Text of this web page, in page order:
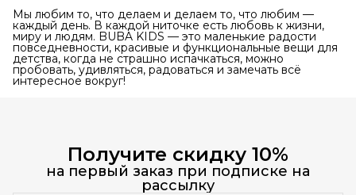
Мы любим то, что делаем и делаем то, что любим —
каждый день. В каждой ниточке есть любовь к жизни,
миру и людям. BUBA KIDS — это маленькие радости
повседневности, красивые и функциональные вещи для
детства, когда не страшно испачкаться, можно
пробовать, удивляться, радоваться и замечать всё
интересное вокруг!
Получите скидку 10%
на первый заказ при подписке на
рассылку